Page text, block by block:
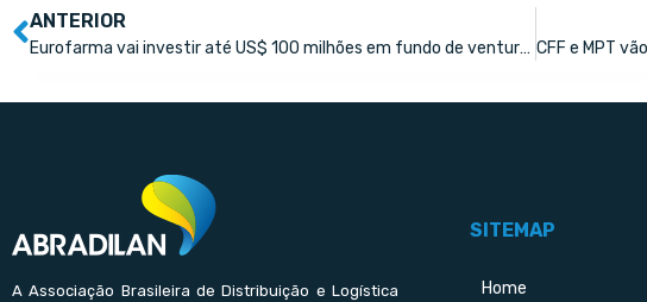
ANTERIOR
Eurofarma vai investir até US$ 100 milhões em fundo de venture capital para biotechs
A Associação Brasileira de Distribuição e Logística
SITEMAP
Home